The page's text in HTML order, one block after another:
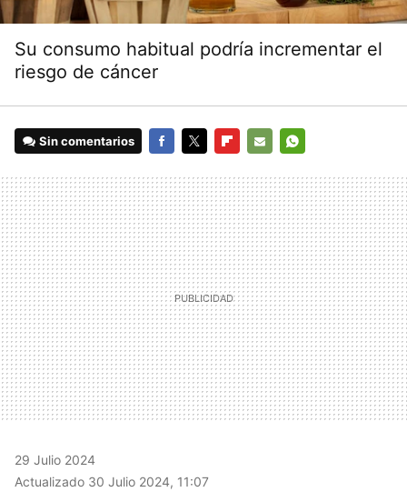
Su consumo habitual podría incrementar el
riesgo de cáncer
Sin comentarios
MAIL
29 Julio 2024
Actualizado 30 Julio 2024, 11:07